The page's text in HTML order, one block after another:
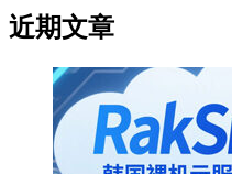
近期文章